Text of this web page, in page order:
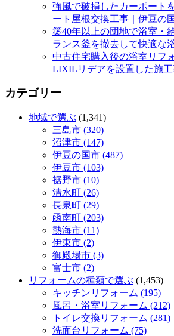
強風で破損したカーポート
ート屋根交換工事｜伊豆の
築40年以上の団地で浴室・
ランス釜を撤去して快適な
中古住宅購入後の浴室リフ
LIXILリデアを設置した施工
カテゴリー
地域で選ぶ (1,341)
三島市 (320)
沼津市 (147)
伊豆の国市 (487)
伊豆市 (103)
裾野市 (10)
清水町 (26)
長泉町 (29)
函南町 (203)
熱海市 (11)
伊東市 (2)
御殿場市 (3)
富士市 (2)
リフォームの種類で選ぶ (1,453)
キッチンリフォーム (195)
風呂・浴室リフォーム (212)
トイレ交換リフォーム (281)
洗面台リフォーム (75)